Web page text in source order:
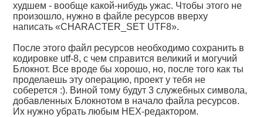
худшем - вообще какой-нибудь ужас. Чтобы этого не
произошло, нужно в файле ресурсов вверху
написать «CHARACTER_SET UTF8».
После этого файл ресурсов необходимо сохранить в
кодировке utf-8, с чем справится великий и могучий
Блокнот. Все вроде бы хорошо, но, после того как ты
проделаешь эту операцию, проект у тебя не
соберется :). Виной тому будут 3 служебных символа,
добавленных Блокнотом в начало файла ресурсов.
Их нужно убрать любым HEX-редактором.